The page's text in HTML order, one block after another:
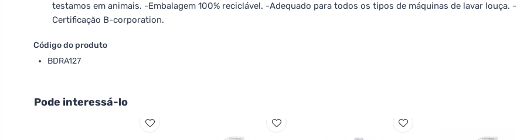
testamos em animais. -Embalagem 100% reciclável. -Adequado para todos os tipos de máquinas de lavar louça. -
Certificação B-corporation.
Código do produto
BDRA127
Pode interessá-lo